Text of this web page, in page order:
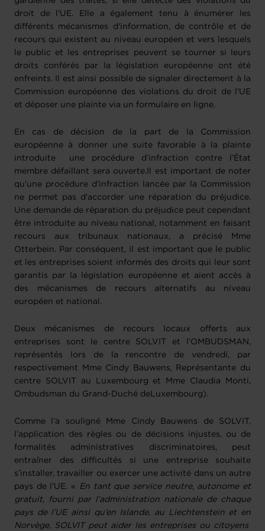
droit de l'UE. Elle a également tenu à énumérer les
différents mécanismes d'information, de contrôle et de
recours qui existent au niveau européen et vers lesquels
le public et les entreprises peuvent se tourner si leurs
droits conférés par la législation européenne ont été
enfreints. Il est ainsi possible de signaler directement à la
Commission européenne des violations du droit de l'UE
et déposer une plainte via un formulaire en ligne.
En cas de décision de la part de la Commission
européenne à donner une suite favorable à la plainte
introduite une procédure d’infraction contre l’État
membre défaillant sera ouverte.Il est important de noter
qu'une procédure d'infraction lancée par la Commission
ne permet pas d'accorder une réparation du préjudice.
Une demande de réparation du préjudice peut cependant
être introduite au niveau national, notamment en faisant
recours aux tribunaux nationaux, a précisé Mme
Otterbein. Par conséquent, il est important que le public
et les entreprises soient informés des droits qui leur sont
garantis par la législation européenne et aient accès à
des mécanismes de recours alternatifs au niveau
européen et national.
Deux mécanismes de recours locaux offerts aux
entreprises sont le centre SOLVIT et l’OMBUDSMAN,
représentés lors de la rencontre de vendredi, par
respectivement Mme Cindy Bauwens, Représentante du
centre SOLVIT au Luxembourg et Mme Claudia Monti,
Ombudsman du Grand-Duché deLuxembourg).
Comme l’a souligné Mme Cindy Bauwens de SOLVIT,
l’application des règles ou de décisions injustes, ou de
formalités administratives discriminatoires, peut
entraîner des difficultés si une entreprise souhaite
s’installer, travailler ou exercer une activité dans un autre
pays de l’UE. «
En tant que service neutre, autonome et
gratuit, fourni par l’administration nationale de chaque
pays de l’UE ainsi qu’en Islande, au Liechtenstein et en
Norvège, SOLVIT peut aider les entreprises ou citoyens